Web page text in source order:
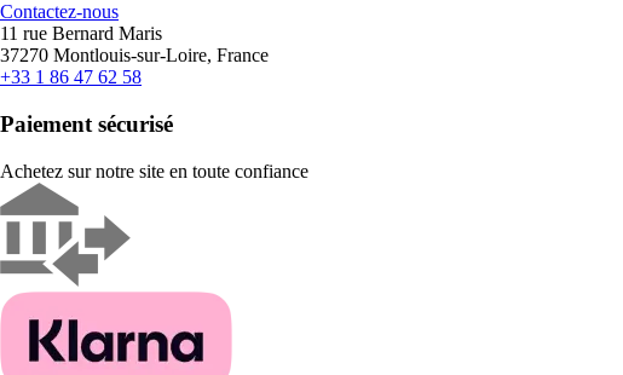
Contactez-nous
11 rue Bernard Maris
37270 Montlouis-sur-Loire, France
+33 1 86 47 62 58
Paiement sécurisé
Achetez sur notre site en toute confiance